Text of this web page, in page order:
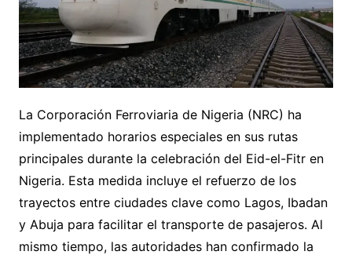
La Corporación Ferroviaria de Nigeria (NRC) ha
implementado horarios especiales en sus rutas
principales durante la celebración del Eid-el-Fitr en
Nigeria. Esta medida incluye el refuerzo de los
trayectos entre ciudades clave como Lagos, Ibadan
y Abuja para facilitar el transporte de pasajeros. Al
mismo tiempo, las autoridades han confirmado la